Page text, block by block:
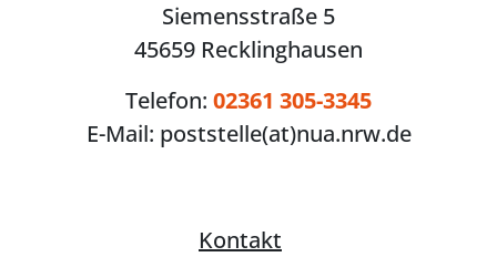
Siemensstraße 5
45659 Recklinghausen
Telefon: 02361 305-3345
E-Mail: poststelle(at)nua.nrw.de
Kontakt